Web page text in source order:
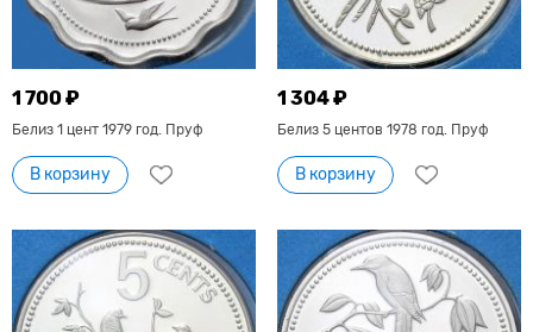
1 700 ₽
Белиз 1 цент 1979 год. Пруф
В корзину
1 304 ₽
Белиз 5 центов 1978 год. Пруф
В корзину